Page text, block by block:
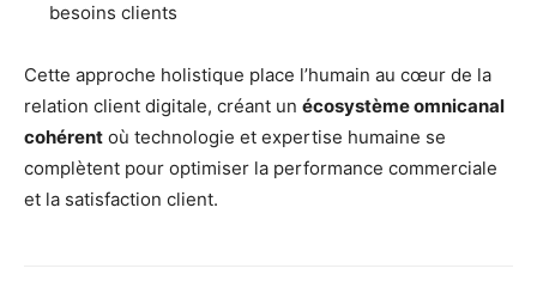
besoins clients
Cette approche holistique place l’humain au cœur de la
relation client digitale, créant un écosystème omnicanal
cohérent où technologie et expertise humaine se
complètent pour optimiser la performance commerciale
et la satisfaction client.